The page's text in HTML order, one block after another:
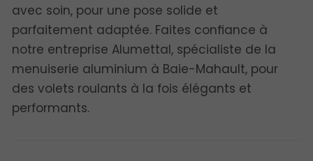
avec soin, pour une pose solide et
parfaitement adaptée. Faites confiance à
notre entreprise Alumettal, spécialiste de la
menuiserie aluminium à Baie-Mahault, pour
des volets roulants à la fois élégants et
performants.